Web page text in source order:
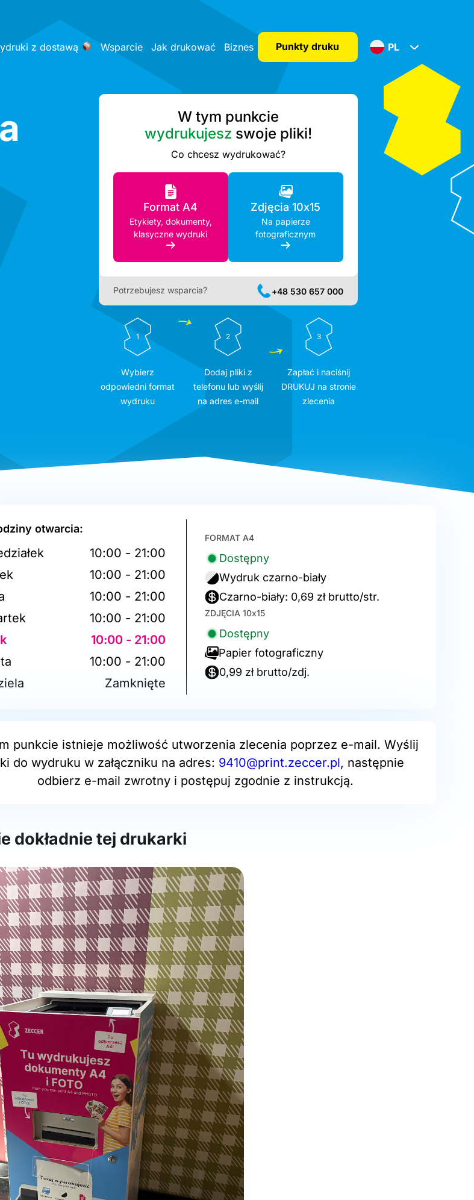
z dostawą Wsparcie Jak drukować Biznes Punkty druku PL
W tym punkcie
wydrukujesz swoje pliki!
Co chcesz wydrukować?
Format A4
Etykiety, dokumenty,
klasyczne wydruki
Zdjęcia 10x15
Na papierze
fotograficznym
Potrzebujesz wsparcia? +48 530 657 000
1
Wybierz
odpowiedni format
wydruku
2
Dodaj pliki z
telefonu lub wyślij
na adres e-mail
3
Zapłać i naciśnij
DRUKUJ na stronie
zlecenia
otwarcia:
10:00 - 21:00
10:00 - 21:00
10:00 - 21:00
10:00 - 21:00
10:00 - 21:00
10:00 - 21:00
Zamknięte
FORMAT A4
Dostępny
Wydruk czarno-biały
Czarno-biały: 0,69 zł brutto/str.
ZDJĘCIA 10x15
Dostępny
Papier fotograficzny
0,99 zł brutto/zdj.
punkcie istnieje możliwość utworzenia zlecenia poprzez e-mail. Wyślij
do wydruku w załączniku na adres: 9410@print.zeccer.pl, następnie
odbierz e-mail zwrotny i postępuj zgodnie z instrukcją.
dokładnie tej drukarki